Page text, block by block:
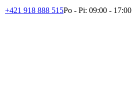
+421 918 888 515Po - Pi: 09:00 - 17:00